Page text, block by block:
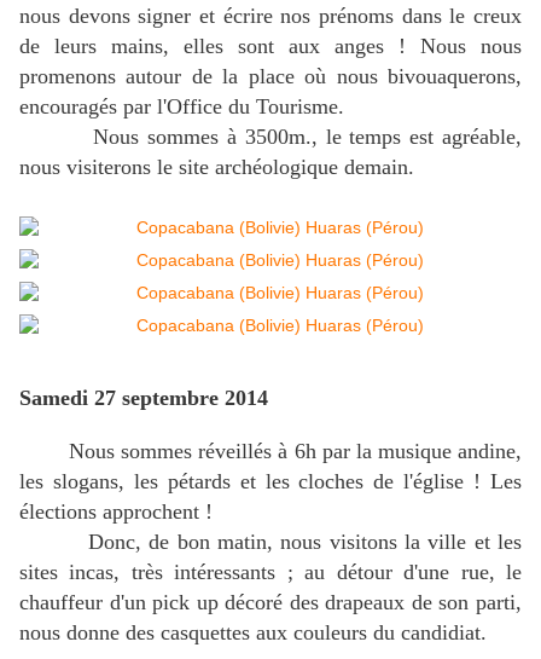
nous devons signer et écrire nos prénoms dans le creux
de leurs mains, elles sont aux anges ! Nous nous
promenons autour de la place où nous bivouaquerons,
encouragés par l'Office du Tourisme.
Nous sommes à 3500m., le temps est agréable,
nous visiterons le site archéologique demain.
Samedi 27 septembre 2014
Nous sommes réveillés à 6h par la musique andine,
les slogans, les pétards et les cloches de l'église ! Les
élections approchent !
Donc, de bon matin, nous visitons la ville et les
sites incas, très intéressants ; au détour d'une rue, le
chauffeur d'un pick up décoré des drapeaux de son parti,
nous donne des casquettes aux couleurs du candidiat.